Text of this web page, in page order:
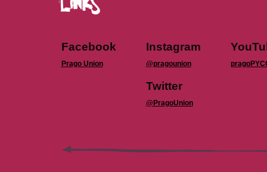
Facebook
Prago Union
Instagram
@pragounion
Twitter
@PragoUnion